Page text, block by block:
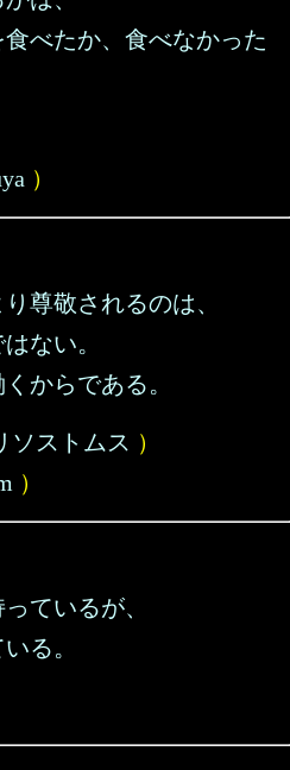
べたか、食べなかった
）
尊敬されるのは、
ない。
からである。
ソストムス ）
）
ているが、
る。